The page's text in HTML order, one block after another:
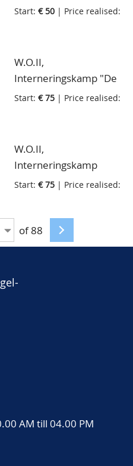
67, spectaculaire
21-3-1908
Start: € 50 | Price realised:
W.O.II,
Interneringskamp "De
Bataaf Schiedam",
persoonlijke inhoud en
daar doorgestuurd
naar Rotterdam,
februari 1946
Start: € 75 | Price realised:
W.O.II,
Interneringskamp
"Kanaalweg Duindorp
geïnterneerde met
persoonlijke inhoud en
Start: € 75 | Price realised:
of 88
AM till 04.00 PM